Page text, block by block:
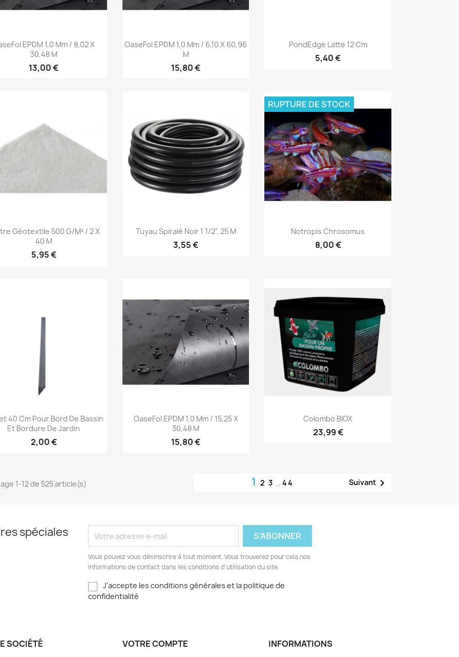
 Aperçu rapide
EPDM 1,0 Mm / 8,02 X
30,48 M
13,00 €
Aperçu rapide
OaseFol EPDM 1,0 Mm / 6,10 X 60,96
M
15,80 €
Aperçu rapide
PondEdge Latte 12 Cm
5,40 €
Aperçu rapide
Géotextile 500 G/m² / 2 X
40 M
5,95 €
Aperçu rapide
Tuyau Spiralé Noir 1 1/2", 25 M
3,55 €
Aperçu rapide
Notropis Chrosomus
8,00 €
RUPTURE DE STOCK
Aperçu rapide
40 Cm Pour Bord De Bassin
Et Bordure De Jardin
2,00 €
 Aperçu rapide
OaseFol EPDM 1,0 Mm / 15,25 X
30,48 M
15,80 €
Aperçu rapide
Colombo BIOX
23,99 €
1-12 de 525 article(s) 123 … 44 Suivant
spéciales
Vous pouvez vous désinscrire à tout moment. Vous trouverez pour cela nos
informations de contact dans les conditions d'utilisation du site.
J'accepte les conditions générales et la politique de
confidentialité
SOCIÉTÉ VOTRE COMPTE INFORMATIONS